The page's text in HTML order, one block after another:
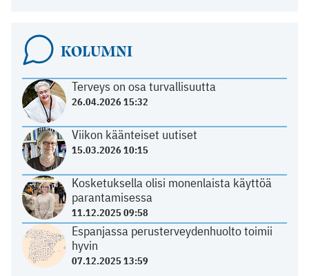
KOLUMNI
Terveys on osa turvallisuutta
26.04.2026 15:32
Viikon käänteiset uutiset
15.03.2026 10:15
Kosketuksella olisi monenlaista käyttöä
parantamisessa
11.12.2025 09:58
Espanjassa perusterveydenhuolto toimii
hyvin
07.12.2025 13:59